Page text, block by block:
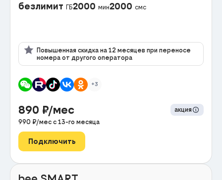
безлимит ГБ2000 мин2000 смс
Повышенная скидка на 12 месяцев при переносе
номера от другого оператора
+3
890 ₽/мес
акция
990 ₽/мес с 13-го месяца
Подключить